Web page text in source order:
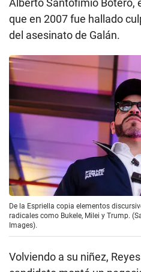
Alberto Santofimio Botero,
que en 2007 fue hallado
del asesinato de Galán.
De la Espriella copia elementos
radicales como Bukele, Milei y Trump.
Images).
Volviendo a su niñez,